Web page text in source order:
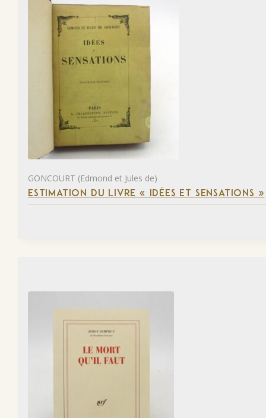
GONCOURT (Edmond et Jules de)
ESTIMATION DU LIVRE « IDÉES ET SENSATIONS »